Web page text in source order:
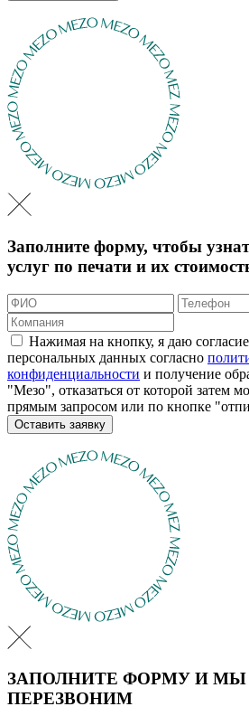
Заполните форму, чтобы
услуг по печати и их
Нажимая на кнопку, я даю
персональных данных согласно
конфиденциальности и получение
"Мезо", отказаться от которой затем
прямым запросом или по кнопке
Оставить заявку
ЗАПОЛНИТЕ ФОРМУ И
ПЕРЕЗВОНИМ